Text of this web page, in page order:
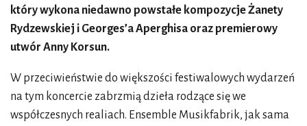
który wykona niedawno powstałe kompozycje Żanety
Rydzewskiej i Georges’a Aperghisa oraz premierowy
utwór Anny Korsun.
W przeciwieństwie do większości festiwalowych wydarzeń
na tym koncercie zabrzmią dzieła rodzące się we
współczesnych realiach. Ensemble Musikfabrik, jak sama